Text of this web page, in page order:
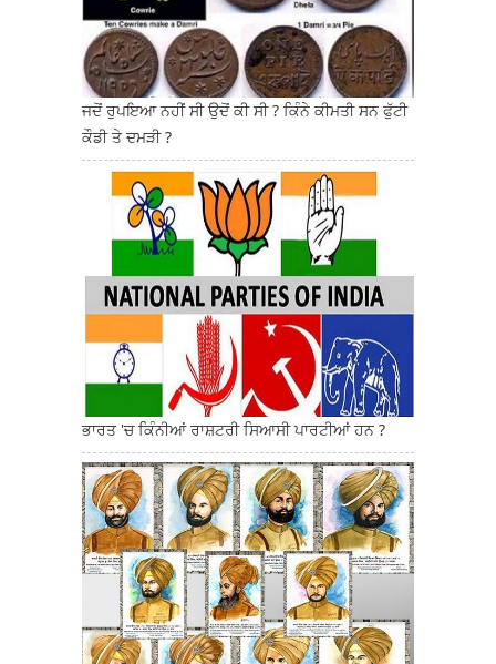
ਜਦੋਂ ਰੁਪਇਆ ਨਹੀਂ ਸੀ ਉਦੋਂ ਕੀ ਸੀ ? ਕਿੰਨੇ ਕੀਮਤੀ ਸਨ ਫੁੱਟੀ
ਕੌਡੀ ਤੇ ਦਮੜੀ ?
ਭਾਰਤ 'ਚ ਕਿੰਨੀਆਂ ਰਾਸ਼ਟਰੀ ਸਿਆਸੀ ਪਾਰਟੀਆਂ ਹਨ ?